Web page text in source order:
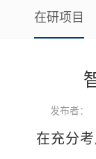
在研项目
发布者：
在充分